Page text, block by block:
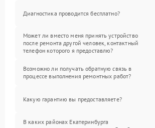
Диагностика проводится бесплатно?
Может ли вместо меня принять устройство
после ремонта другой человек, контактный
телефон которого я предоставлю?
Возможно ли получать обратную связь в
процессе выполнения ремонтных работ?
Какую гарантию вы предоставляете?
В каких районах Екатеринбурга